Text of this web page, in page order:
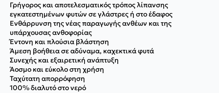
Γρήγορος και αποτελεσματικός τρόπος λίπανσης
εγκατεστημένων φυτών σε γλάστρες ή στο έδαφος
Ενθάρρυνση της νέας παραγωγής ανθέων και της
υπάρχουσας ανθοφορίας
Έντονη και πλούσια βλάστηση
Άμεση βοήθεια σε αδύναμα, καχεκτικά φυτά
Συνεχής και εξαιρετική ανάπτυξη
Άοσμο και εύκολο στη χρήση
Ταχύτατη απορρόφηση
100% διαλυτό στο νερό